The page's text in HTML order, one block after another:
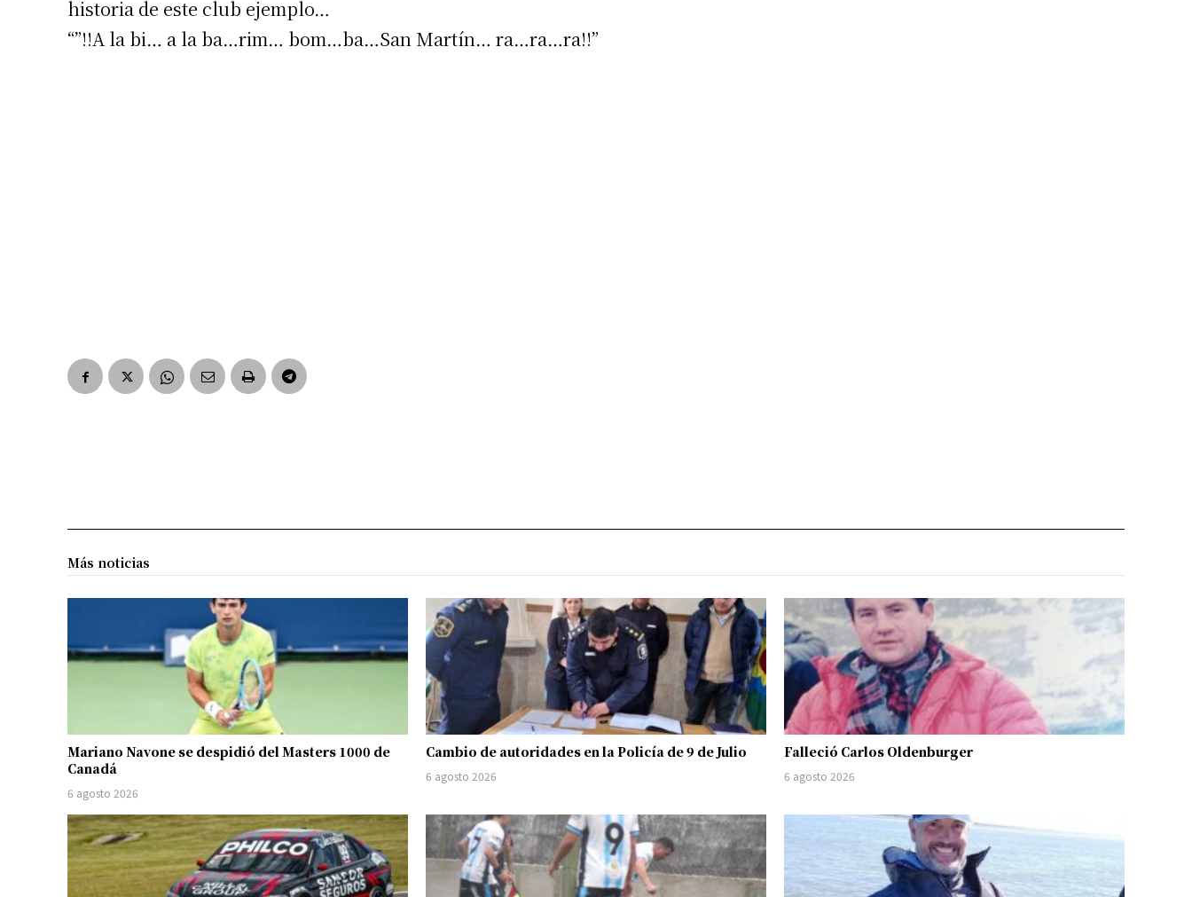
historia de este club ejemplo…
“”!!A la bi… a la ba…rim… bom…ba…San Martín… ra…ra…ra!!”
Más noticias
Mariano Navone se despidió del Masters 1000 de
Canadá
6 agosto 2026
Cambio de autoridades en la Policía de 9 de Julio
6 agosto 2026
Falleció Carlos Oldenburger
6 agosto 2026